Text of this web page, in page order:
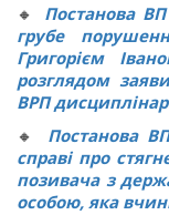
🔸 Постанова
грубе
Григорієм
розглядом
ВРП
🔸 Постанова
справі про
позивача з
особою, яка